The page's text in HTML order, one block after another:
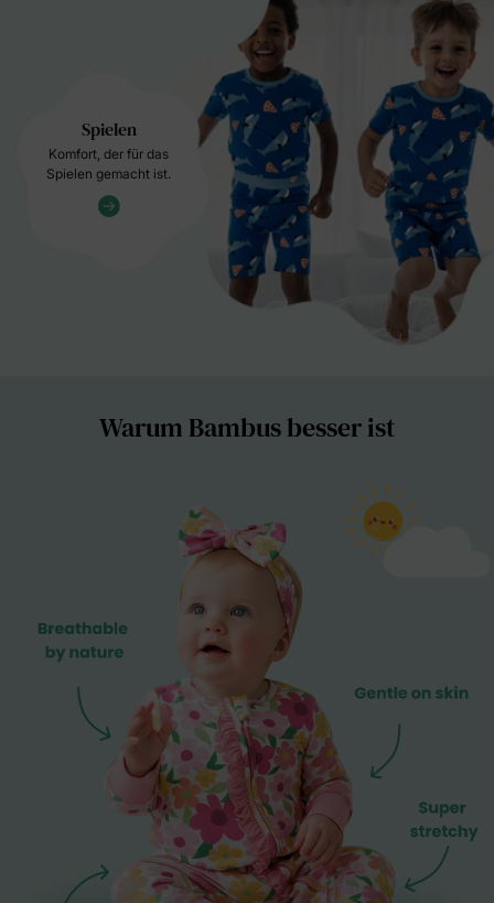
Spielen
Komfort, der für das
Spielen gemacht ist.
Warum Bambus besser ist